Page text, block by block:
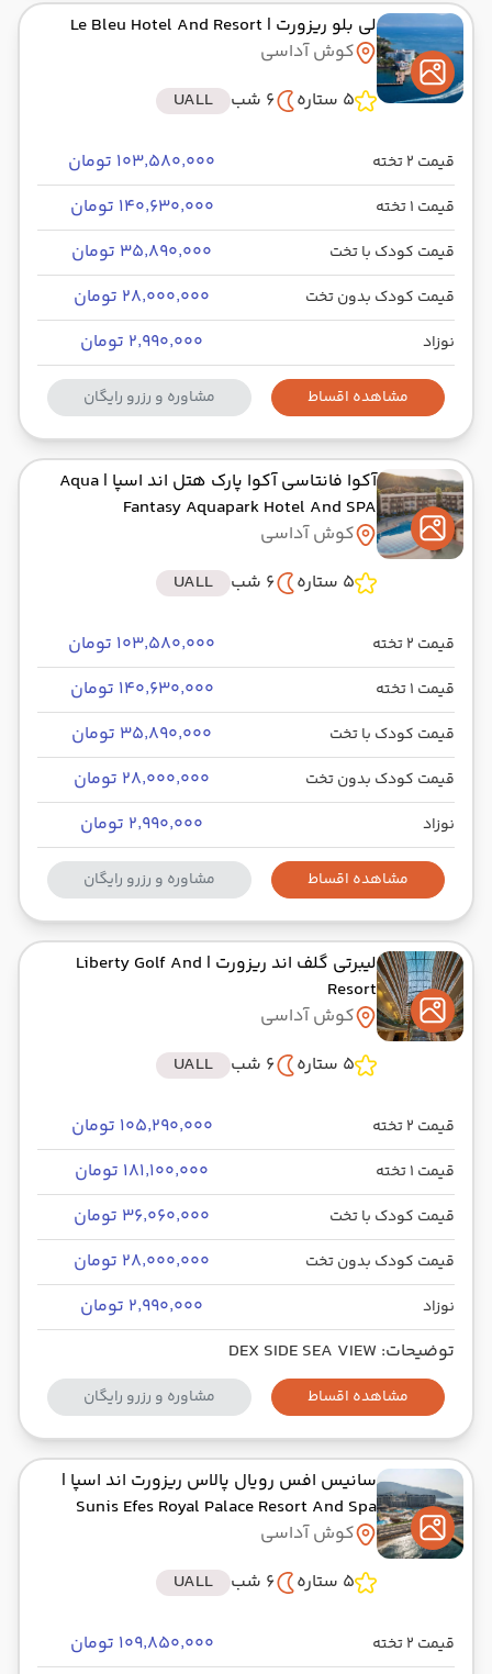
لی بلو ریزورت | Le Bleu Hotel And Resort
کوش آداسی
5 ستاره
6 شب UALL
قیمت 2 تخته ۱۰۳٬۵۸۰٬۰۰۰ تومان
قیمت 1 تخته ۱۴۰٬۶۳۰٬۰۰۰ تومان
قیمت کودک با تخت ۳۵٬۸۹۰٬۰۰۰ تومان
قیمت کودک بدون تخت ۲۸٬۰۰۰٬۰۰۰ تومان
نوزاد ۲٬۹۹۰٬۰۰۰ تومان
مشاهده اقساط مشاوره و رزرو رایگان
آکوا فانتاسی آکوا پارک هتل اند اسپا | Aqua
Fantasy Aquapark Hotel And SPA
کوش آداسی
5 ستاره
6 شب UALL
قیمت 2 تخته ۱۰۳٬۵۸۰٬۰۰۰ تومان
قیمت 1 تخته ۱۴۰٬۶۳۰٬۰۰۰ تومان
قیمت کودک با تخت ۳۵٬۸۹۰٬۰۰۰ تومان
قیمت کودک بدون تخت ۲۸٬۰۰۰٬۰۰۰ تومان
نوزاد ۲٬۹۹۰٬۰۰۰ تومان
مشاهده اقساط مشاوره و رزرو رایگان
لیبرتی گلف اند ریزورت | Liberty Golf And
Resort
کوش آداسی
5 ستاره
6 شب UALL
قیمت 2 تخته ۱۰۵٬۲۹۰٬۰۰۰ تومان
قیمت 1 تخته ۱۸۱٬۱۰۰٬۰۰۰ تومان
قیمت کودک با تخت ۳۶٬۰۶۰٬۰۰۰ تومان
قیمت کودک بدون تخت ۲۸٬۰۰۰٬۰۰۰ تومان
نوزاد
۲٬۹۹۰٬۰۰۰ تومان
توضیحات: DEX SIDE SEA VIEW
مشاهده اقساط مشاوره و رزرو رایگان
سانیس افس رویال پالاس ریزورت اند اسپا |
Sunis Efes Royal Palace Resort And Spa
کوش آداسی
5 ستاره
6 شب UALL
قیمت 2 تخته ۱۰۹٬۸۵۰٬۰۰۰ تومان